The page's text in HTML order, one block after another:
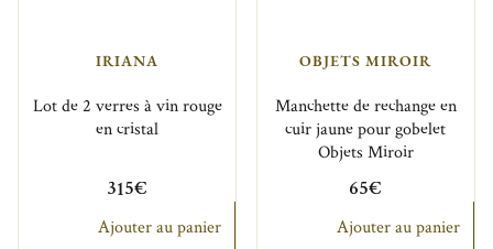
IRIANA
Lot de 2 verres à vin rouge
en cristal
315€
Ajouter au panier
OBJETS MIROIR
Manchette de rechange en
cuir jaune pour gobelet
Objets Miroir
65€
Ajouter au panier